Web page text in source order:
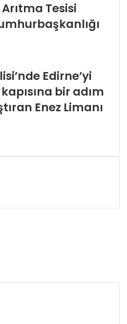
Arıtma Tesisi
Edirne’yi
bir adım
Enez Limanı